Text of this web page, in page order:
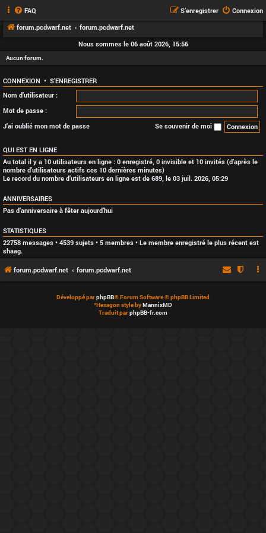
FAQ Connexion
S’enregistrer
forum.pcdwarf.net
forum.pcdwarf.net
Nous sommes le 06 août 2026, 15:56
Aucun forum.
CONNEXION • S’ENREGISTRER
Nom d’utilisateur :
Mot de passe :
J’ai oublié mon mot de passe
Se souvenir de moi
QUI EST EN LIGNE
Au total il y a 10 utilisateurs en ligne : 0 enregistré, 0 invisible et 10 invités (d’après le
nombre d’utilisateurs actifs ces 10 dernières minutes)
Le record du nombre d’utilisateurs en ligne est de 689 , le 03 juil. 2026, 05:29
ANNIVERSAIRES
Pas d’anniversaire à fêter aujourd’hui
STATISTIQUES
22758 messages • 4539 sujets • 5 membres • Le membre enregistré le plus récent est
shaag.
forum.pcdwarf.net forum.pcdwarf.net
Développé parphpBB® Forum Software © phpBB Limited
*Hexagon style byMannixMD
Traduit parphpBB-fr.com